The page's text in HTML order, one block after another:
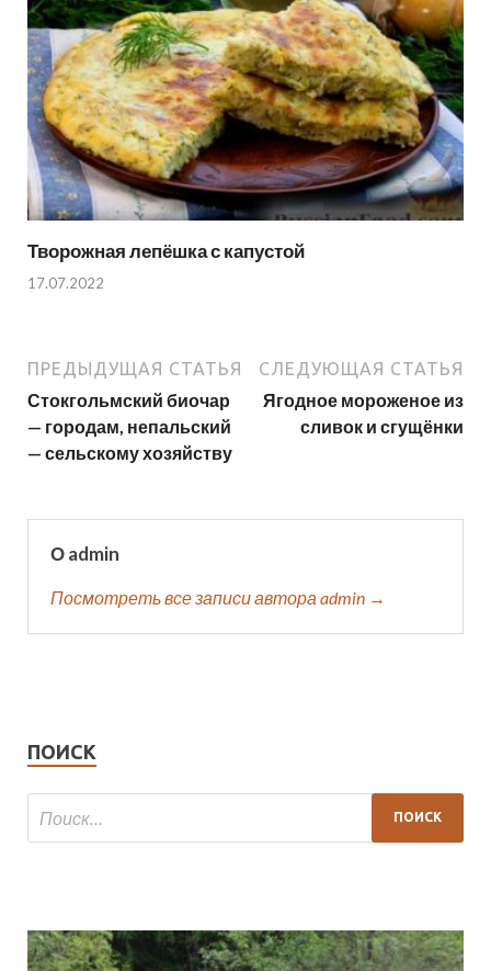
Творожная лепёшка с капустой
17.07.2022
ПРЕДЫДУЩАЯ СТАТЬЯ
Стокгольмский биочар
— городам, непальский
— сельскому хозяйству
СЛЕДУЮЩАЯ СТАТЬЯ
Ягодное мороженое из
сливок и сгущёнки
О admin
Посмотреть все записи автора admin →
ПОИСК